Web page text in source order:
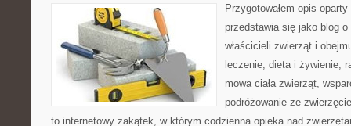
Przygotowałem opis
przedstawia się jako blog
właścicieli zwierząt i
leczenie, dieta i żywienie,
mowa ciała zwierząt,
podróżowanie ze
to internetowy zakątek, w którym codzienna opieka nad